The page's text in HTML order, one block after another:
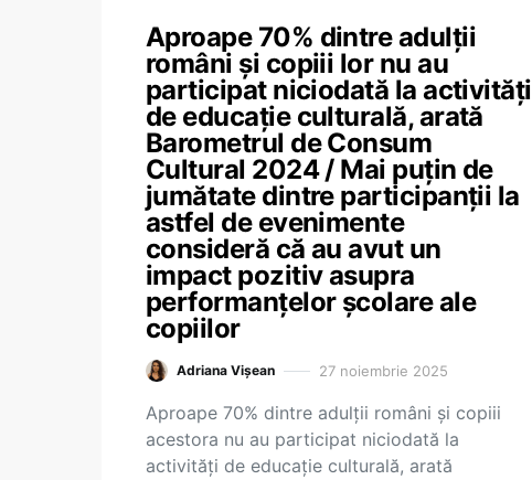
Aproape 70% dintre adulții
români și copiii lor nu au
participat niciodată la activități
de educație culturală, arată
Barometrul de Consum
Cultural 2024 / Mai puțin de
jumătate dintre participanții la
astfel de evenimente
consideră că au avut un
impact pozitiv asupra
performanțelor școlare ale
copiilor
Adriana Vișean 27 noiembrie 2025
Aproape 70% dintre adulții români și copiii
acestora nu au participat niciodată la
activități de educație culturală, arată